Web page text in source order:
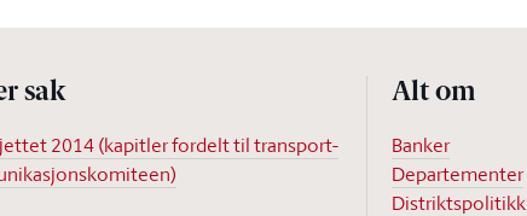
sak
2014 (kapitler fordelt til transport-
Alt om
Banker
Departementer
Distriktspolitikk